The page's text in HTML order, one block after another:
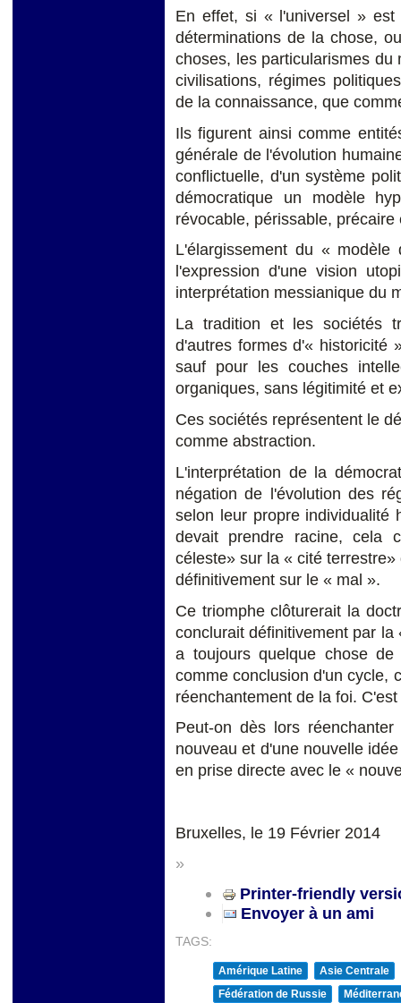
En effet, si « l'universel »
déterminations de la chose,
choses, les particularismes
civilisations, régimes
de la connaissance, que
Ils figurent ainsi comme
générale de l'évolution
conflictuelle, d'un système
démocratique un modèle
révocable, périssable, précaire
L'élargissement du «
l'expression d'une vision
interprétation messianique du
La tradition et les sociétés
d'autres formes d'« historicité
sauf pour les couches
organiques, sans légitimité et
Ces sociétés représentent le
comme abstraction.
L'interprétation de la
négation de l'évolution des
selon leur propre individualité
devait prendre racine, cela
céleste» sur la « cité
définitivement sur le « mal ».
Ce triomphe clôturerait la
conclurait définitivement par la
a toujours quelque chose
comme conclusion d'un cycle,
réenchantement de la foi.
Peut-on dès lors
nouveau et d'une nouvelle
en prise directe avec le «
Bruxelles, le 19 Février 2014
»
Printer-friendly
Envoyer à un ami
TAGS:
Amérique Latine
Asie Centrale
Fédération de Russie